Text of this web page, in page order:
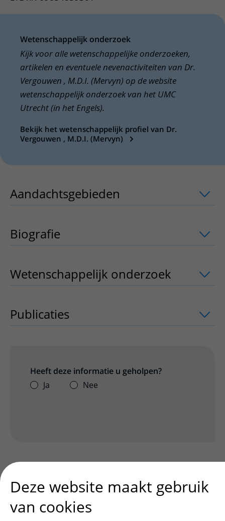
Wetenschappelijk onderzoek
Kijk voor alle wetenschappelijke onderzoeken,
artikelen en eventuele nevenactiviteiten van Dr.
Vergouwen , M.D.I. (Mervyn) op de website
wetenschappelijk onderzoek van het UMC
Utrecht (in het Engels).
Bekijk het wetenschappelijk profiel van Dr.
Vergouwen , M.D.I. (Mervyn)
Aandachtsgebieden uitklapper, klik
Biografie
Wetenschappelijk onderzoek
Publicaties uitklapper, klik om te
Heeft deze informatie u geholpen?
Ja
Nee
Deze website maakt gebruik
van cookies